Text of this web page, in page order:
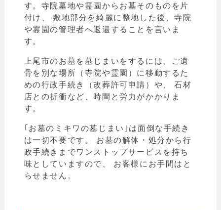
す。寺院墓地や霊園からお墓そのものを片
付け、 敷地部分を綺麗に整地した後、寺院
や霊園の管理者へ返還することを言いま
す。
上尾市のお墓を墓じまいをするには、ご遺
骨を別な場所（寺院や霊園）に移動するた
めの行政手続き（改葬許可申請）や、 石材
店との折衝など、時間と労力がかかりま
す。
｢お墓のミキワの墓じまい｣は面倒な手続き
は一切不要です。 お墓の解体・処分から行
政手続きまでワンストップサービスを持ち
味としていますので、 お客様にお手間はと
らせません。